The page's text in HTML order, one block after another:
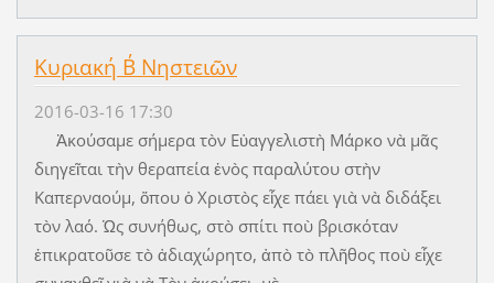
Κυριακή Β΄ Νηστειῶν
2016-03-16 17:30
Ἀκούσαμε σήμερα τὸν Εὐαγγελιστὴ Μάρκο νὰ μᾶς
διηγεῖται τὴν θεραπεία ἑνὸς παραλύτου στὴν
Καπερναούμ, ὅπου ὁ Χριστὸς εἶχε πάει γιὰ νὰ διδάξει
τὸν λαό. Ὡς συνήθως, στὸ σπίτι ποὺ βρισκόταν
ἐπικρατοῦσε τὸ ἀδιαχώρητο, ἀπὸ τὸ πλῆθος ποὺ εἶχε